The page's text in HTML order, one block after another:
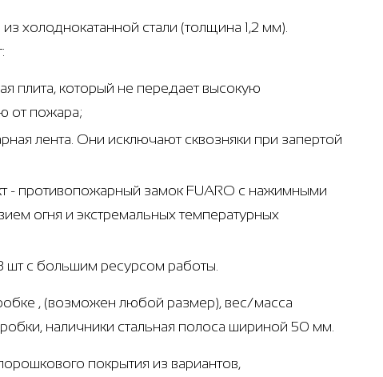
холоднокатанной стали (толщина 1,2 мм).
плита, который не передает высокую
от пожара;
лента. Они исключают сквозняки при запертой
- противопожарный замок FUARO с нажимными
огня и экстремальных температурных
с большим ресурсом работы.
, (возможен любой размер), вес/масса
наличники стальная полоса шириной 50 мм.
покрытия из вариантов,